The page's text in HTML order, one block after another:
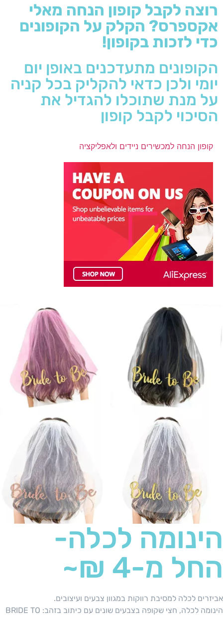
רוצה לקבל קופון הנחה מאלי
אקספרס? הקלק על הקופונים
כדי לזכות בקופון!
הקופונים מתעדכנים באופן יום
יומי ולכן כדאי להקליק בכל קניה
על מנת שתוכלו להגדיל את
הסיכוי לקבל קופון
קופון הנחה למכשירים ניידים ולאפליקציה
הינומה לכלה-
החל מ-4 ₪~
אביזרים לכלה למסיבת רווקות במגוון צבעים ועיצובים.
הינומה לכלה, חצי שקופה בצבעים שונים עם כיתוב בזהב: BRIDE TO